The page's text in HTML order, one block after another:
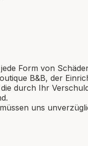
Form von
B&B, der
durch Ihr
uns